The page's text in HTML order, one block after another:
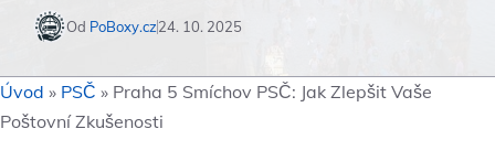
Od PoBoxy.cz24. 10. 2025
Úvod » PSČ » Praha 5 Smíchov PSČ: Jak Zlepšit Vaše
Poštovní Zkušenosti